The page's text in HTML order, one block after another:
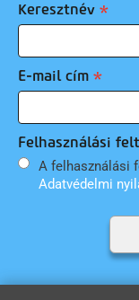
Keresztnév
E-mail cím
Felhasználási
A felhasználási
Adatvédelmi